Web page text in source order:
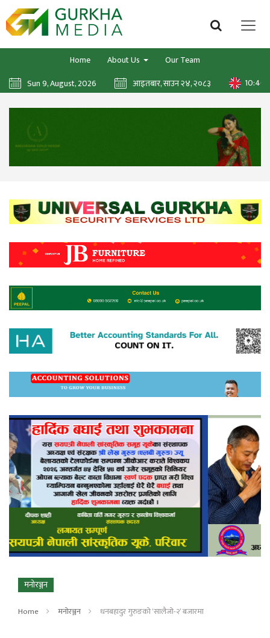
Home About Us
Our Team
Sun 9, August, 2026
आइतबार, साउन २४, २०८३
मनोरञ्जन
Home मनोरञ्जन धनबहादुर गुरुङको ‘सालैजो-२’ बजारमा